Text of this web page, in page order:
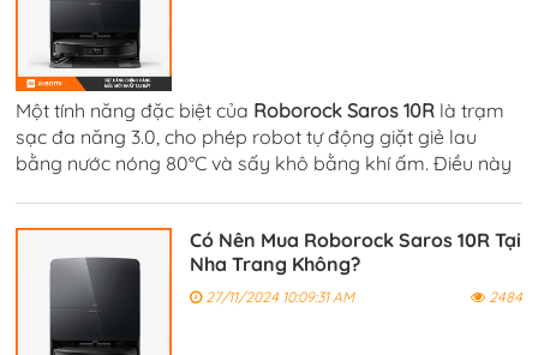
Một tính năng đặc biệt của Roborock Saros 10R là trạm
sạc đa năng 3.0, cho phép robot tự động giặt giẻ lau
bằng nước nóng 80°C và sấy khô bằng khí ấm. Điều này
Có Nên Mua Roborock Saros 10R Tại
Nha Trang Không?
27/11/2024 10:09:31 AM 2484